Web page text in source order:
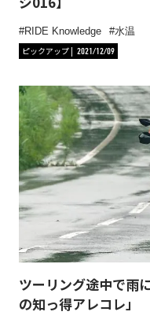
RIDE Knowledge
水温
ピックアップ
2021/12/09
ツーリング途中で雨
の知っ得アレコレ」